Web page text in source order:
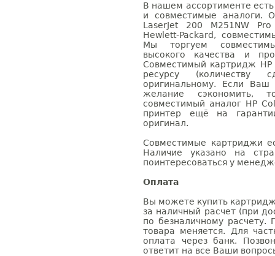
В нашем ассортименте
и совместимые аналоги.
LaserJet 200 M251NW
Hewlett-Packard,
Мы торгуем
высокого качества и
Совместимый картридж HP
ресурсу (количеству
оригинальному. Если
желание сэкономить,
совместимый аналог HP
принтер ещё на
оригинал.
Совместимые картриджи
Наличие указано на
поинтересоваться у
Оплата
Вы можете купить картридж
за наличный расчет (при
по безналичному расчету.
товара меняется. Для
оплата через банк.
ответит на все Ваши